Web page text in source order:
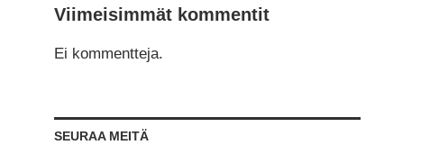
Viimeisimmät kommentit
Ei kommentteja.
SEURAA MEITÄ